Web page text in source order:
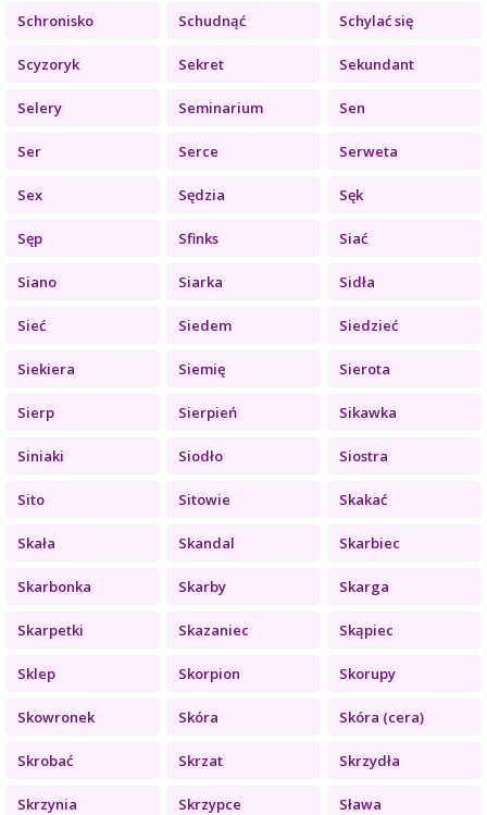
Schronisko Schudnąć Schylać się
Scyzoryk Sekret Sekundant
Selery Seminarium Sen
Ser Serce Serweta
Sex Sędzia Sęk
Sęp Sfinks Siać
Siano Siarka Sidła
Sieć Siedem Siedzieć
Siekiera Siemię Sierota
Sierp Sierpień Sikawka
Siniaki Siodło Siostra
Sito Sitowie Skakać
Skała Skandal Skarbiec
Skarbonka Skarby Skarga
Skarpetki Skazaniec Skąpiec
Sklep Skorpion Skorupy
Skowronek Skóra Skóra (cera)
Skrobać Skrzat Skrzydła
Skrzynia Skrzypce Sława